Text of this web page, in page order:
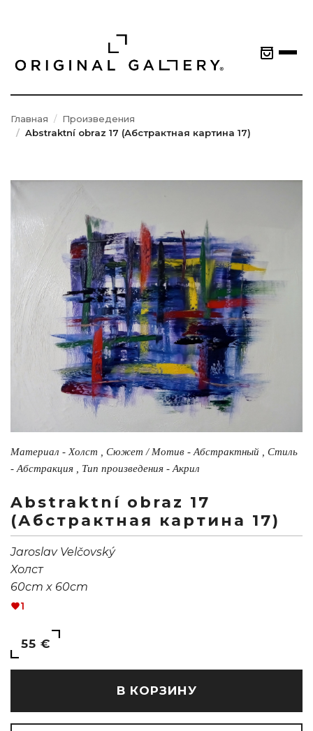
Главная
Произведения
Abstraktní obraz 17 (Абстрактная картина 17)
Материал - Холст , Сюжет / Мотив - Абстрактный , Стиль
- Абстракция , Тип произведения - Акрил
Abstraktní obraz 17
(Абстрактная картина 17)
Jaroslav Velčovský
Холст
60cm x 60cm
1
55 €
В КОРЗИНУ